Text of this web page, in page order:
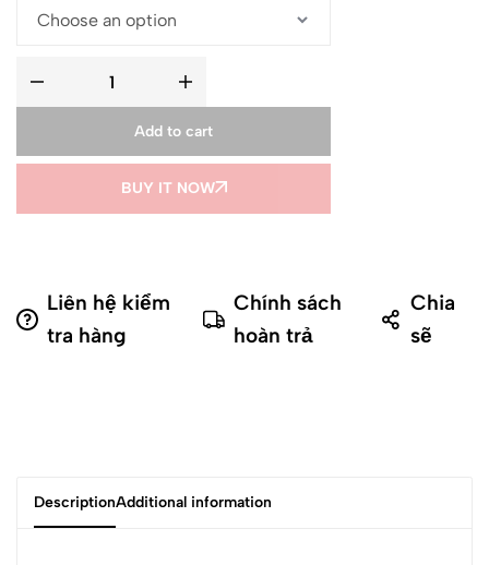
Add to cart
BUY IT NOW
Liên hệ kiểm
tra hàng
Chính sách
hoàn trả
Chia
sẽ
DescriptionAdditional information